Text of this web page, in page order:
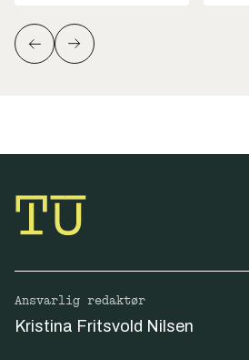
Ansvarlig redaktør
Kristina Fritsvold Nilsen